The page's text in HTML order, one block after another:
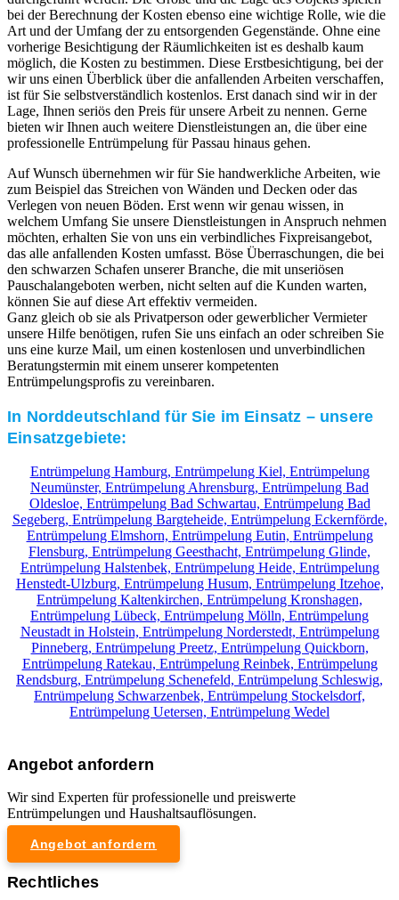
bei der Berechnung der Kosten ebenso eine wichtige Rolle, wie die
Art und der Umfang der zu entsorgenden Gegenstände. Ohne eine
vorherige Besichtigung der Räumlichkeiten ist es deshalb kaum
möglich, die Kosten zu bestimmen. Diese Erstbesichtigung, bei der
wir uns einen Überblick über die anfallenden Arbeiten verschaffen,
ist für Sie selbstverständlich kostenlos. Erst danach sind wir in der
Lage, Ihnen seriös den Preis für unsere Arbeit zu nennen. Gerne
bieten wir Ihnen auch weitere Dienstleistungen an, die über eine
professionelle Entrümpelung für Passau hinaus gehen.
Auf Wunsch übernehmen wir für Sie handwerkliche Arbeiten, wie
zum Beispiel das Streichen von Wänden und Decken oder das
Verlegen von neuen Böden. Erst wenn wir genau wissen, in
welchem Umfang Sie unsere Dienstleistungen in Anspruch nehmen
möchten, erhalten Sie von uns ein verbindliches Fixpreisangebot,
das alle anfallenden Kosten umfasst. Böse Überraschungen, die bei
den schwarzen Schafen unserer Branche, die mit unseriösen
Pauschalangeboten werben, nicht selten auf die Kunden warten,
können Sie auf diese Art effektiv vermeiden.
Ganz gleich ob sie als Privatperson oder gewerblicher Vermieter
unsere Hilfe benötigen, rufen Sie uns einfach an oder schreiben Sie
uns eine kurze Mail, um einen kostenlosen und unverbindlichen
Beratungstermin mit einem unserer kompetenten
Entrümpelungsprofis zu vereinbaren.
In Norddeutschland für Sie im Einsatz – unsere
Einsatzgebiete:
Entrümpelung Hamburg, Entrümpelung Kiel, Entrümpelung
Neumünster, Entrümpelung Ahrensburg, Entrümpelung Bad
Oldesloe, Entrümpelung Bad Schwartau, Entrümpelung Bad
Segeberg, Entrümpelung Bargteheide, Entrümpelung Eckernförde,
Entrümpelung Elmshorn, Entrümpelung Eutin, Entrümpelung
Flensburg, Entrümpelung Geesthacht, Entrümpelung Glinde,
Entrümpelung Halstenbek, Entrümpelung Heide, Entrümpelung
Henstedt-Ulzburg, Entrümpelung Husum, Entrümpelung Itzehoe,
Entrümpelung Kaltenkirchen, Entrümpelung Kronshagen,
Entrümpelung Lübeck, Entrümpelung Mölln, Entrümpelung
Neustadt in Holstein, Entrümpelung Norderstedt, Entrümpelung
Pinneberg, Entrümpelung Preetz, Entrümpelung Quickborn,
Entrümpelung Ratekau, Entrümpelung Reinbek, Entrümpelung
Rendsburg, Entrümpelung Schenefeld, Entrümpelung Schleswig,
Entrümpelung Schwarzenbek, Entrümpelung Stockelsdorf,
Entrümpelung Uetersen, Entrümpelung Wedel
Angebot anfordern
Wir sind Experten für professionelle und preiswerte
Entrümpelungen und Haushaltsauflösungen.
Angebot anfordern
Rechtliches